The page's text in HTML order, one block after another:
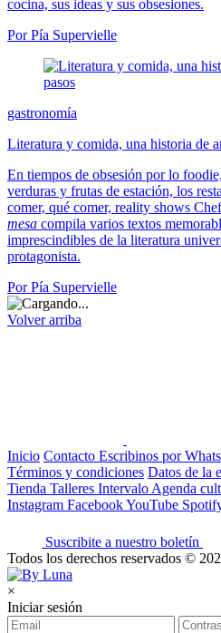
cocina, sus ideas y sus obsesiones.
Por Pía Supervielle
gastronomía
Literatura y comida, una historia de
En tiempos de obsesión por lo
verduras y frutas de estación, los
comer, qué comer, reality shows
mesa compila varios textos
imprescindibles de la literatura
protagonista.
Por Pía Supervielle
Volver arriba
Inicio Contacto Escribinos por
Términos y condiciones Datos de la
Tienda Talleres Intervalo Agenda
Instagram FacebookYouTube
Suscribite a nuestro boletín
Todos los derechos reservados ©
×
Iniciar sesión